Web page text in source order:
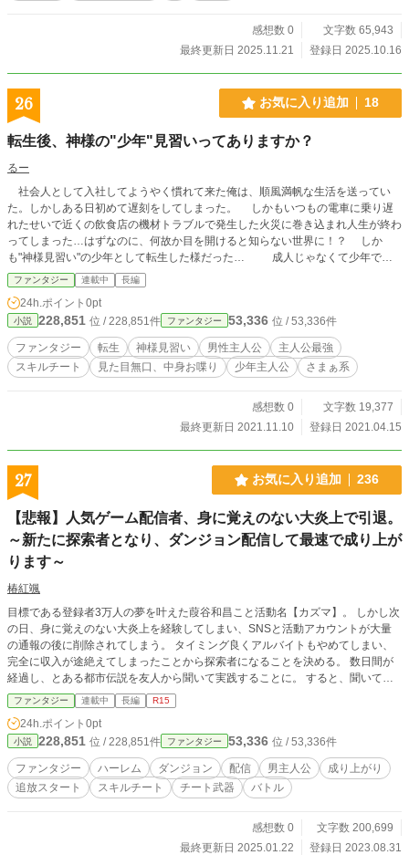
感想数 0
文字数 65,943
最終更新日 2025.11.21
登録日 2025.10.16
26 お気に入り追加 18
転生後、神様の"少年"見習いってありますか？
るー
社会人として入社してようやく慣れて来た俺は、順風満帆な生活を送ってい
た。しかしある日初めて遅刻をしてしまった。 しかもいつもの電車に乗り遅
れたせいで近くの飲食店の機材トラブルで発生した火災に巻き込まれ人生が終わ
ってしまった…はずなのに、何故か目を開けると知らない世界に！？ しか
も"神様見習い"の少年として転生した様だった… 成人じゃなくて少年で、
しかも"神様見習い"とか謎過ぎる… そんな彼は世界のゴタゴタに巻き込まれて
行きーー "ただの少年じゃ居られない！！" 彼は神様の少年見習いとしてこの
世界で必死に生きて行く。
ファンタジー 連載中 長編
24h.ポイント 0pt
小説 228,851 位 / 228,851件 ファンタジー 53,336 位 / 53,336件
ファンタジー 転生 神様見習い 男性主人公
主人公最強
スキルチート
見た目無口、中身お喋り 少年主人公 さまぁ系
感想数 0
文字数 19,377
最終更新日 2021.11.10
登録日 2021.04.15
27 お気に入り追加 236
【悲報】人気ゲーム配信者、身に覚えのない大炎上で引退。
～新たに探索者となり、ダンジョン配信して最速で成り上が
ります～
椿紅颯
目標である登録者3万人の夢を叶えた葭谷和昌こと活動名【カズマ】。 しかし次
の日、身に覚えのない大炎上を経験してしまい、SNSと活動アカウントが大量
の通報の後に削除されてしまう。 タイミング良くアルバイトもやめてしまい、
完全に収入が途絶えてしまったことから探索者になることを決める。 数日間が
経過し、とある都市伝説を友人から聞いて実践することに。 すると、聞いてい
た内容とは異なるものの、レアドロップ＆レアスキルを手に入れてしまう！ 手
に入れたものを活かすため、一度は去った配信業界へと戻ることを決める。 そ
んな矢先、ダンジョンで狩りをしていると少女達の危機的状況を助け、しかも一
部始終が配信されていてバズってしまう。 無名にまで落ちてしまったが、一躍
時の人となり、その少女らとパーティを組むことになった。 和昌は次々と偉業
を成し遂げ、底辺から最速で成り上がっていく。
ファンタジー 連載中 長編 R15
24h.ポイント 0pt
小説 228,851 位 / 228,851件 ファンタジー 53,336 位 / 53,336件
ファンタジー ハーレム ダンジョン 配信 男主人公
成り上がり
追放スタート
スキルチート チート武器 バトル
感想数 0
文字数 200,699
最終更新日 2025.01.22
登録日 2023.08.31